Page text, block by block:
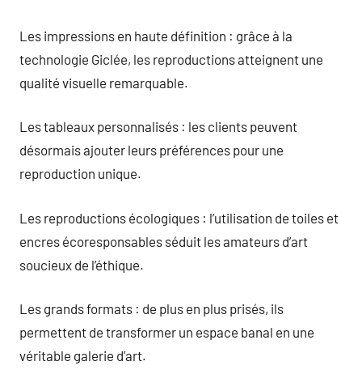
Les impressions en haute définition : grâce à la
technologie Giclée, les reproductions atteignent une
qualité visuelle remarquable.
Les tableaux personnalisés : les clients peuvent
désormais ajouter leurs préférences pour une
reproduction unique.
Les reproductions écologiques : l’utilisation de toiles et
encres écoresponsables séduit les amateurs d’art
soucieux de l’éthique.
Les grands formats : de plus en plus prisés, ils
permettent de transformer un espace banal en une
véritable galerie d’art.